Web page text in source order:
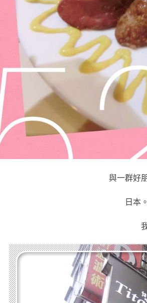
與一群好
日本